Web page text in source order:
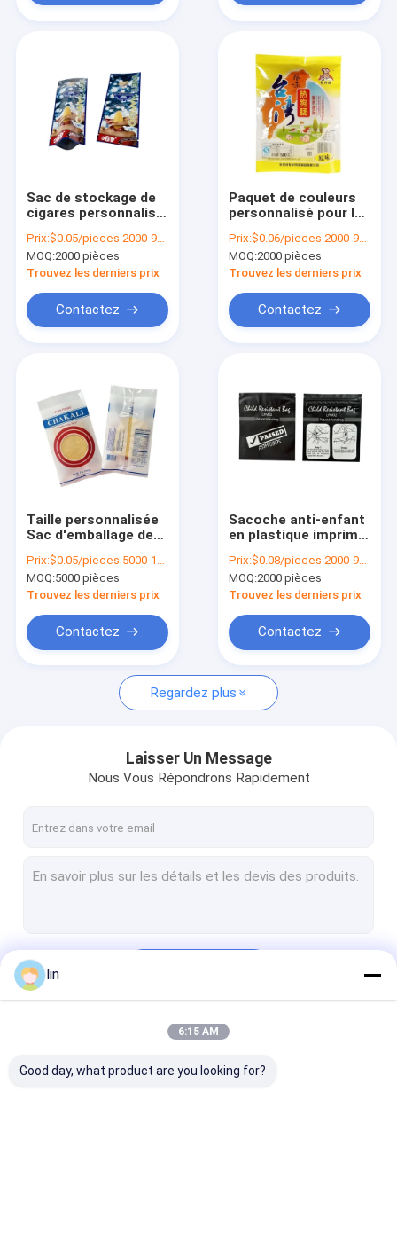
Produits
Vidéos
À propos de nous
Nous contacter
Nouvelles
Demandez un devis
Sacs polyvalents pré-ouverts sur rouleau
douilles de carte
couvertures de cartes de jeu
Sac de stockage de
cigares personnalisé
alimentaire avec
emballage en feuille
de papier thermique
Prix:$0.05/pieces 2000-9999 pieces
MOQ:2000 pièces
Trouvez les derniers prix
Contactez
Paquet de couleurs
personnalisé pour les
résistant à l'huile de
saucisses surgelées
Prix:$0.06/pieces 2000-9999 pieces
MOQ:2000 pièces
Trouvez les derniers prix
Contactez
Taille personnalisée
Sac d'emballage de
biscuits
Prix:$0.05/pieces 5000-19999 pieces
MOQ:5000 pièces
Trouvez les derniers prix
Contactez
Sacoche anti-enfant
en plastique imprimé
VMPET / PE pour
emballage de
biscuits anti-odeur
Prix:$0.08/pieces 2000-9999 pieces
MOQ:2000 pièces
Trouvez les derniers prix
Contactez
Regardez plus
Laisser Un Message
Nous Vous Répondrons Rapidement
lin
6:15 AM
Good day, what product are you looking for?